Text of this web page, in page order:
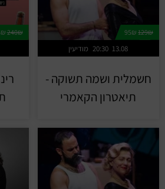
129₪
מודיעין 20:30 13.08
חשמלית ושמה תשוקה -
תיאטרון הקאמרי
240₪
75₪